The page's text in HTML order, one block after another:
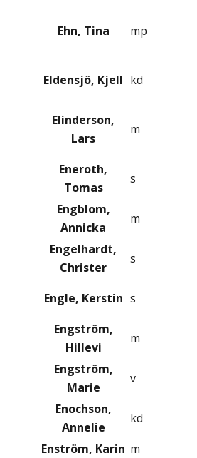
Ehn, Tina mp
Eldensjö, Kjell kd
Elinderson,
Lars
m
Eneroth,
Tomas
s
Engblom,
Annicka
m
Engelhardt,
Christer
s
Engle, Kerstin s
Engström,
Hillevi
m
Engström,
Marie
v
Enochson,
Annelie
kd
Enström, Karin m